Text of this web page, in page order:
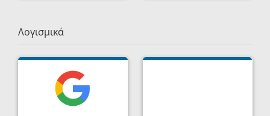
Λογισμικά